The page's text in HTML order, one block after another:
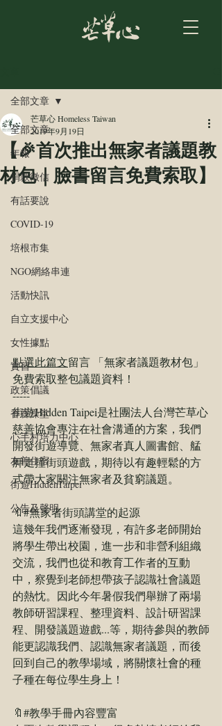
全部文章
年報
捐款徵信
有話要說
COVID-19
培根市集
NGO網絡串連
活動快訊
自立支援中心
女性據點
實習
政策倡議
香香澡堂
心手村培力中心
友善住宿
街遊HiddenTaipei
公告及聲明
全部文章
【🎉首次推出無家者議題教
材包｜臉書留言免費索取】
芒草心 Homeless Taiwan
2019年9月19日
點選此篇文留言 「無家者議題教材包」
免費索取整包議題資料！
-----
街遊Hidden Taipei是社團法人台灣芒草心
慈善協會專注在社會溝通的方案，我們
開發街遊導覽、無家者真人圖書館、艋
舺走撞街頭遊戲，期待以有趣輕鬆的方
式帶大家關注無家者及貧窮議題。
🔖#無家者街頭講堂的起源
這幾年我們逐漸發現，有許多老師開始
將學生帶出校園，進一步和非營利組織
交流，我們也從和教育工作者的互動
中，察覺到老師想帶孩子認識社會議題
的熱忱。因此今年暑假我們舉辦了兩場
教師研習課程、整理資料、設計研習課
程、開發議題遊戲...等，期待參與的教師
能更認識我們、認識無家者議題，而後
回到自己的教學場域，將關懷社會的種
子種在每位學生身上！
🔖#教學手冊內容豐富